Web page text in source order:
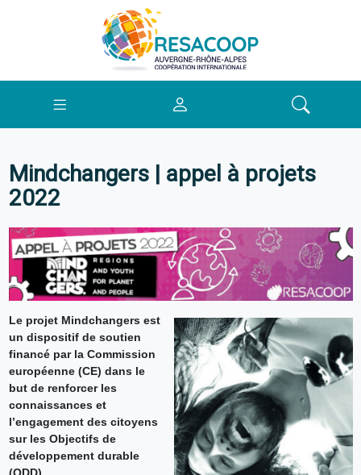
Mindchangers | appel à projets
2022
Le projet Mindchangers est
un dispositif de soutien
financé par la Commission
européenne (CE) dans le
but de renforcer les
connaissances et
l’engagement des citoyens
sur les Objectifs de
développement durable